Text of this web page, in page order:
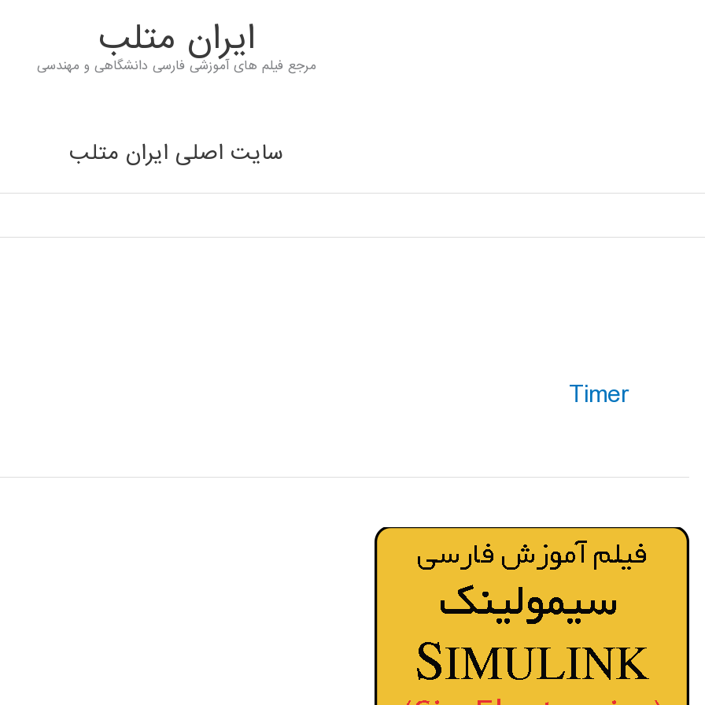
ايران متلب
مرجع فیلم های آموزشی فارسی دانشگاهی و مهندسی
سایت اصلی ایران متلب
Timer